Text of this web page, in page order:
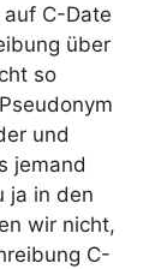
C-Date
über
so
und
jemand
ja in den
wir nicht,
C-